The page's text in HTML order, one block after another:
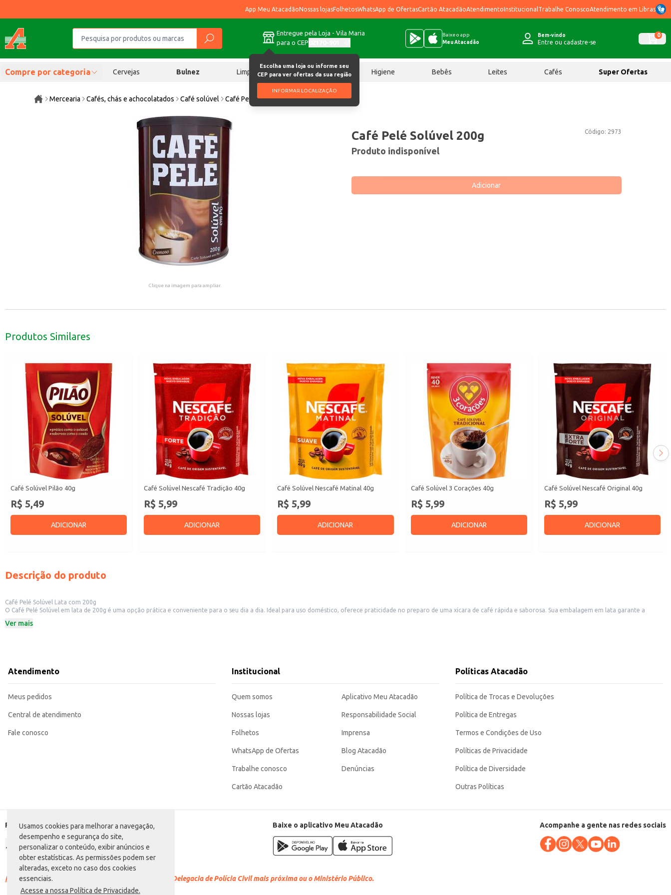
Usamos cookies para melhorar a navegação,
desempenho e segurança do site,
personalizar o conteúdo, exibir anúncios e
obter estatísticas. As permissões podem ser
alteradas, exceto no caso dos cookies
essenciais.
Acesse a nossa Política de Privacidade.
App Meu AtacadãoNossas lojasFolhetosWhatsApp de OfertasCartão AtacadãoAtendimentoInstitucional Trabalhe ConoscoAtendimento em Libras
Entregue pela Loja - Vila Maria
para o CEP
Escolha uma loja ou informe seu
CEP para ver ofertas da sua região
INFORMAR LOCALIZAÇÃO
Baixe o app
Meu Atacadão
Bem-vindo
Entre ou cadastre-se
0
Compre por categoria Cervejas Bulnez Limpeza Chocolates Higiene Bebês Leites Cafés Super Ofertas
Mercearia Cafés, chás e achocolatados Café solúvel Café Pelé Solúvel 200g
Clique na imagem para ampliar.
Código: 2973
Café Pelé Solúvel 200g
Produto indisponível
Adicionar
Produtos Similares
Café Solúvel Pilão 40g
R$ 5,49
ADICIONAR
Café Solúvel Nescafé Tradição 40g
R$ 5,99
ADICIONAR
Café Solúvel Nescafé Matinal 40g
R$ 5,99
ADICIONAR
Café Solúvel 3 Corações 40g
R$ 5,99
ADICIONAR
Café Solúvel Nescafé Original 40g
R$ 5,99
ADICIONAR
Descrição do produto
Café Pelé Solúvel Lata com 200g
O Café Pelé Solúvel em lata de 200g é uma opção prática e conveniente para o seu dia a dia. Ideal para uso doméstico, oferece praticidade no preparo de uma xícara de café rápida e saborosa. Sua embalagem em lata garante a
Formato prático em lata de 200g.
Sirva puro ou com leite e açúcar.
O Café Pelé Solúvel oferece praticidade e sabor em cada xícara, tornando o seu momento café ainda mais especial. Sua embalagem em lata garante a qualidade e o aroma por mais tempo.
Ver mais
Atendimento
Meus pedidos
Central de atendimento
Fale conosco
Institucional
Quem somos
Nossas lojas
Folhetos
WhatsApp de Ofertas
Trabalhe conosco
Cartão Atacadão
Aplicativo Meu Atacadão
Responsabilidade Social
Imprensa
Blog Atacadão
Denúncias
Políticas Atacadão
Política de Trocas e Devoluções
Política de Entregas
Termos e Condições de Uso
Políticas de Privacidade
Política de Diversidade
Outras Políticas
Formas de pagamento Baixe o aplicativo Meu Atacadão Acompanhe a gente nas redes sociais
Racismo é crime. Denuncie. Disque 100 ou procure a Delegacia de Polícia Civil mais próxima ou o Ministério Público.